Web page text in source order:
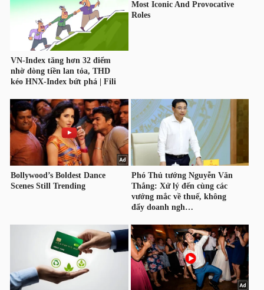
Thuật
ngữ
Dịch
vụ
(-)
Đào
tạo
tài
chính